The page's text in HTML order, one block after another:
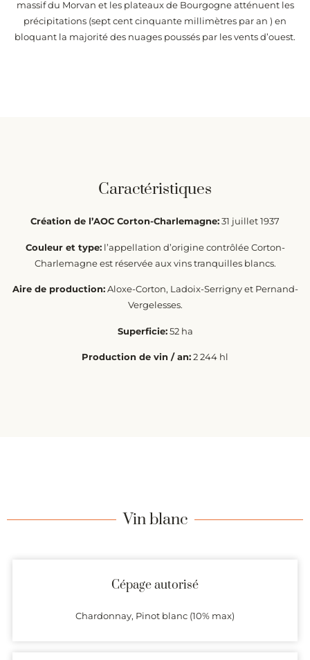
massif du Morvan et les plateaux de Bourgogne atténuent les
précipitations (sept cent cinquante millimètres par an ) en
bloquant la majorité des nuages poussés par les vents d’ouest.
Caractéristiques
Création de l’AOC Corton-Charlemagne:31 juillet 1937
Couleur et type:l’appellation d’origine contrôlée Corton-
Charlemagne est réservée aux vins tranquilles blancs.
Aire de production:Aloxe-Corton, Ladoix-Serrigny et Pernand-
Vergelesses.
Superficie:52 ha
Production de vin / an:2 244 hl
Vin blanc
Cépage autorisé
Chardonnay, Pinot blanc (10% max)